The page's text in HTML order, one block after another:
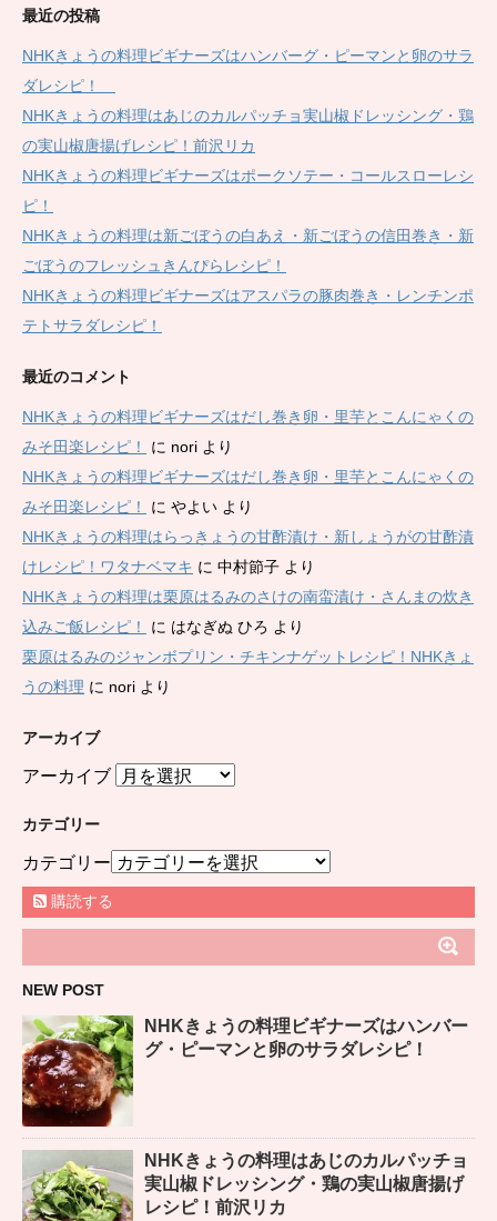
最近の投稿
NHKきょうの料理ビギナーズはハンバーグ・ピーマンと卵のサラ
ダレシピ！
NHKきょうの料理はあじのカルパッチョ実山椒ドレッシング・鶏
の実山椒唐揚げレシピ！前沢リカ
NHKきょうの料理ビギナーズはポークソテー・コールスローレシ
ピ！
NHKきょうの料理は新ごぼうの白あえ・新ごぼうの信田巻き・新
ごぼうのフレッシュきんぴらレシピ！
NHKきょうの料理ビギナーズはアスパラの豚肉巻き・レンチンポ
テトサラダレシピ！
最近のコメント
NHKきょうの料理ビギナーズはだし巻き卵・里芋とこんにゃくの
みそ田楽レシピ！
に nori より
NHKきょうの料理ビギナーズはだし巻き卵・里芋とこんにゃくの
みそ田楽レシピ！
に やよい より
NHKきょうの料理はらっきょうの甘酢漬け・新しょうがの甘酢漬
けレシピ！ワタナベマキ に 中村節子 より
NHKきょうの料理は栗原はるみのさけの南蛮漬け・さんまの炊き
込みご飯レシピ！
に はなぎぬ ひろ より
栗原はるみのジャンボプリン・チキンナゲットレシピ！NHKきょ
うの料理 に nori より
アーカイブ
アーカイブ
カテゴリー
カテゴリー
購読する
NEW POST
NHKきょうの料理ビギナーズはハンバー
グ・ピーマンと卵のサラダレシピ！
NHKきょうの料理はあじのカルパッチョ
実山椒ドレッシング・鶏の実山椒唐揚げ
レシピ！前沢リカ